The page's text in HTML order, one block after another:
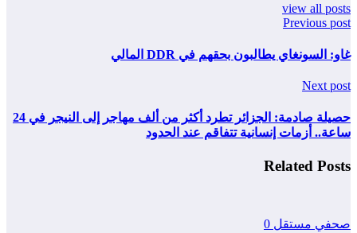
view all posts
Previous post
غاو: السونغاي يطالبون بحقهم في DDR المالي
Next post
حصيلة صادمة: الجزائر تطرد أكثر من ألف مهاجر إلى النيجر في 24
ساعة.. أزمات إنسانية تتفاقم عند الحدود
Related Posts
صحفي مستقل 0